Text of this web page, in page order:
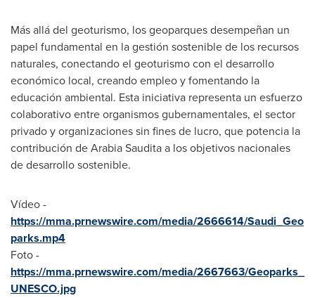
Más allá del geoturismo, los geoparques desempeñan un
papel fundamental en la gestión sostenible de los recursos
naturales, conectando el geoturismo con el desarrollo
económico local, creando empleo y fomentando la
educación ambiental. Esta iniciativa representa un esfuerzo
colaborativo entre organismos gubernamentales, el sector
privado y organizaciones sin fines de lucro, que potencia la
contribución de Arabia Saudita a los objetivos nacionales
de desarrollo sostenible.
Vídeo -
https://mma.prnewswire.com/media/2666614/Saudi_Geo
parks.mp4
Foto -
https://mma.prnewswire.com/media/2667663/Geoparks_
UNESCO.jpg